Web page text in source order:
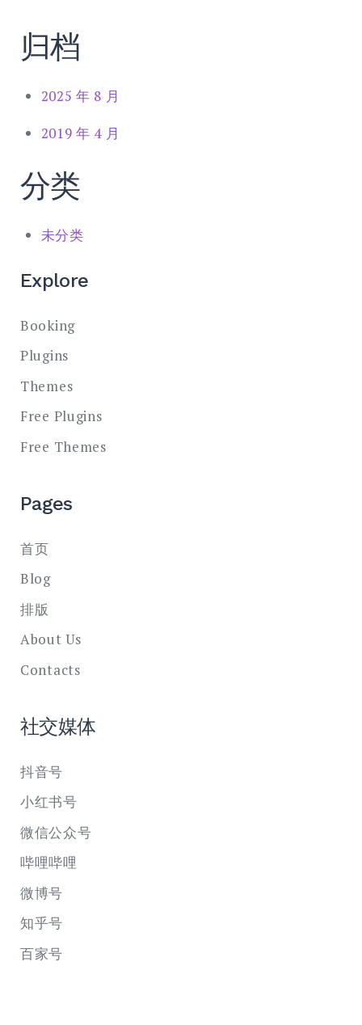
归档
2025 年 8 月
2019 年 4 月
分类
未分类
Explore
Booking
Plugins
Themes
Free Plugins
Free Themes
Pages
首页
Blog
排版
About Us
Contacts
社交媒体
抖音号
小红书号
微信公众号
哔哩哔哩
微博号
知乎号
百家号